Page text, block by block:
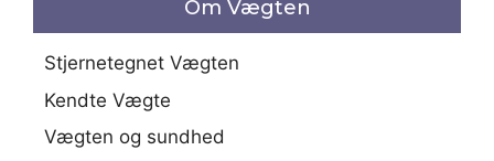
Om Vægten
Stjernetegnet Vægten
Kendte Vægte
Vægten og sundhed